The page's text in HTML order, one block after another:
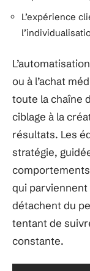
L’expérience
ou à l’achat
toute la chaîne
ciblage à la
résultats. Les
stratégie,
qui
détachent du
tentant de
constante.